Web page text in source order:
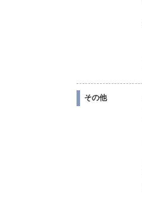
その他